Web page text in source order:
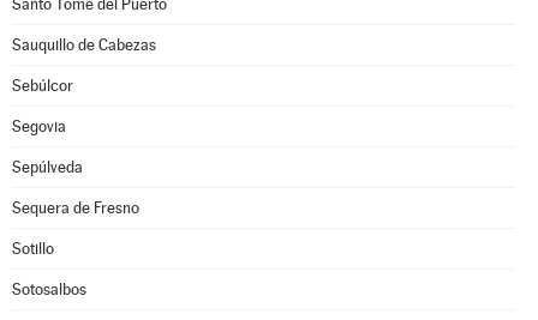
Santo Tomé del Puerto
Sauquillo de Cabezas
Sebúlcor
Segovia
Sepúlveda
Sequera de Fresno
Sotillo
Sotosalbos